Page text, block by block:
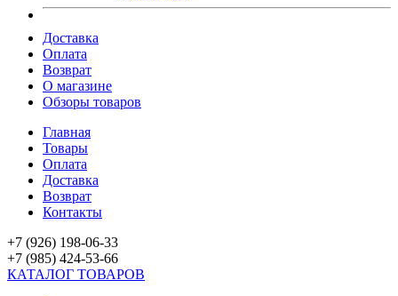
Доставка
Оплата
Возврат
О магазине
Обзоры товаров
Главная
Товары
Оплата
Доставка
Возврат
Контакты
+7 (926) 198-06-33
+7 (985) 424-53-66
КАТАЛОГ ТОВАРОВ